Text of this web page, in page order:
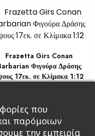
Frazetta Girs Conan
Φιγούρα Δράσης
17εκ. σε Κλίμακα 1:12
Προσθήκη στο καλάθι
που
παρόμοιων
την εμπειρία